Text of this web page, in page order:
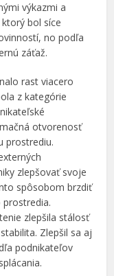
výkazmi a
bol síce
no podľa
záťaž.
rast viacero
z kategórie
otvorenosť
prostrediu.
zlepšovať svoje
spôsobom brzdiť
zlepšila stálosť
Zlepšil sa aj
podnikateľov